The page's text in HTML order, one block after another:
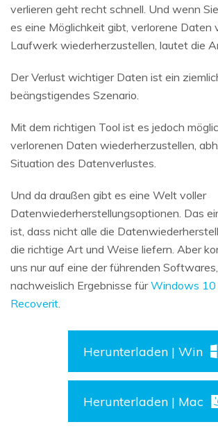
verlieren geht recht schnell. Und wenn
es eine Möglichkeit gibt, verlorene Daten
Laufwerk wiederherzustellen, lautet die
Der Verlust wichtiger Daten ist ein
beängstigendes Szenario.
Mit dem richtigen Tool ist es jedoch
verlorenen Daten wiederherzustellen,
Situation des Datenverlustes.
Und da draußen gibt es eine Welt voller
Datenwiederherstellungsoptionen. Das
ist, dass nicht alle die
die richtige Art und Weise liefern. Aber
uns nur auf eine der führenden
nachweislich Ergebnisse fürWindows 10
Recoverit.
Herunterladen | Win
Herunterladen | Mac